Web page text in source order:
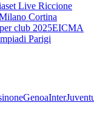
Live Riccione
Cortina
club 2025EICMA
Parigi
GenoaInter